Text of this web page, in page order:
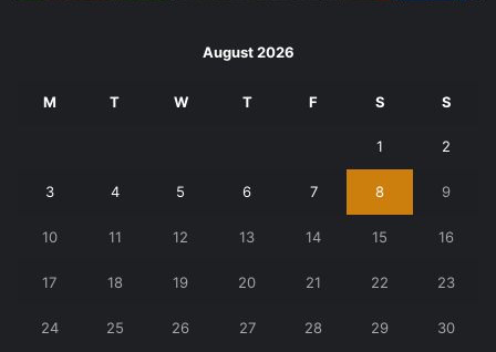
August 2026
M T W T F S S
1 2
3 4 5 6 7 8 9
10 11 12 13 14 15 16
17 18 19 20 21 22 23
24 25 26 27 28 29 30